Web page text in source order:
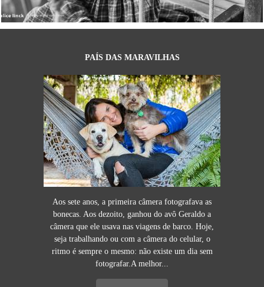
PAÍS DAS MARAVILHAS
Aos sete anos, a primeira câmera fotografava as
bonecas. Aos dezoito, ganhou do avô Geraldo a
câmera que ele usava nas viagens de barco. Hoje,
seja trabalhando ou com a câmera do celular, o
ritmo é sempre o mesmo: não existe um dia sem
fotografar.A melhor...